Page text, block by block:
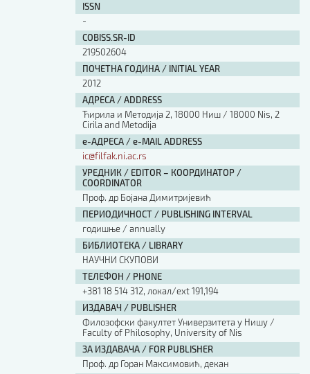
ISSN
-
COBISS.SR-ID
219502604
ПОЧЕТНА ГОДИНА / INITIAL YEAR
2012
АДРЕСА / ADDRESS
Ћирила и Методија 2, 18000 Ниш / 18000 Nis, 2
Cirila and Metodija
е-АДРЕСА / e-MAIL ADDRESS
ic@filfak.ni.ac.rs
УРЕДНИК / EDITOR – КООРДИНАТОР /
COORDINATOR
Проф. др Бојана Димитријевић
ПЕРИОДИЧНОСТ / PUBLISHING INTERVAL
годишње / annually
БИБЛИОТЕКА / LIBRARY
НАУЧНИ СКУПОВИ
ТЕЛЕФОН / PHONE
+381 18 514 312, локал/ext 191,194
ИЗДАВАЧ / PUBLISHER
Филозофски факултет Универзитета у Нишу /
Faculty of Philosophy, University of Nis
ЗА ИЗДАВАЧА / FOR PUBLISHER
Проф. др Горан Максимовић, декан